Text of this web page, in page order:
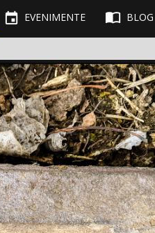
 EVENIMENTE  BLOG